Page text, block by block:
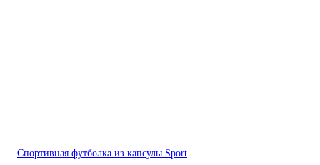
Спортивная футболка из капсулы Sport